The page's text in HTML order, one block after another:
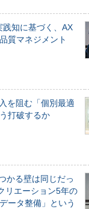
知に基づく、AX
質マネジメント
を阻む「個別最適
打破するか
かる壁は同じだっ
リエーション5年の
ータ整備」という